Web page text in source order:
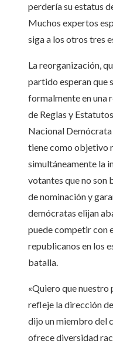
perdería su estatus
Muchos expertos
siga a los otros tres
La reorganización,
partido esperan que
formalmente en una
de Reglas y
Nacional
tiene como objetivo
simultáneamente la
votantes que no son
de nominación y
demócratas elijan
puede competir con
republicanos en los
batalla.
«Quiero que
refleje la dirección
dijo un miembro del
ofrece diversidad